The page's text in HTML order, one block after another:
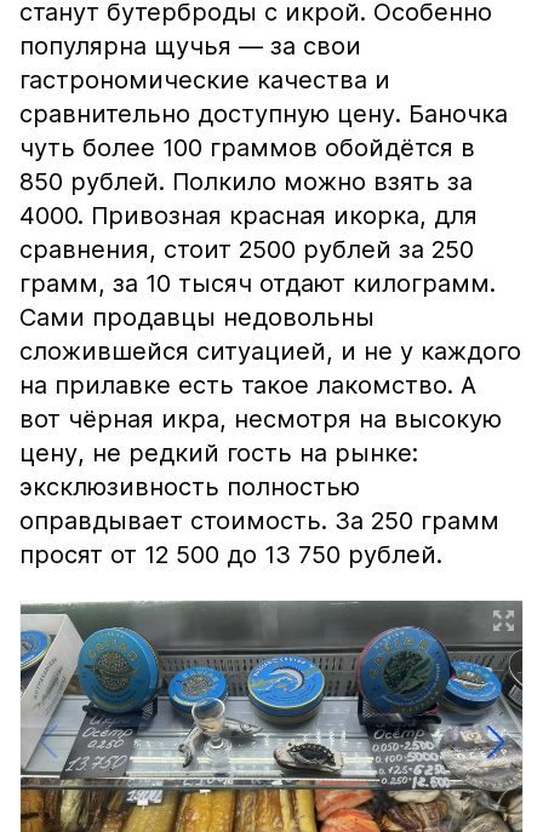
станут бутерброды с икрой. Особенно
популярна щучья — за свои
гастрономические качества и
сравнительно доступную цену. Баночка
чуть более 100 граммов обойдётся в
850 рублей. Полкило можно взять за
4000. Привозная красная икорка, для
сравнения, стоит 2500 рублей за 250
грамм, за 10 тысяч отдают килограмм.
Сами продавцы недовольны
сложившейся ситуацией, и не у каждого
на прилавке есть такое лакомство. А
вот чёрная икра, несмотря на высокую
цену, не редкий гость на рынке:
эксклюзивность полностью
оправдывает стоимость. За 250 грамм
просят от 12 500 до 13 750 рублей.